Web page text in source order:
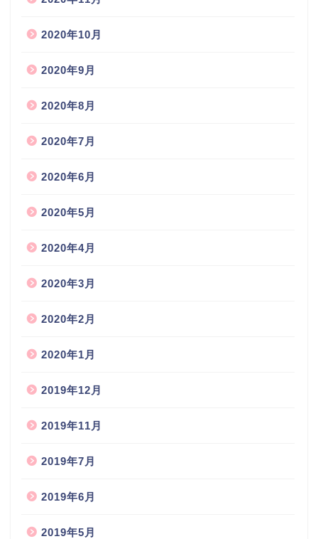
2020年10月
2020年9月
2020年8月
2020年7月
2020年6月
2020年5月
2020年4月
2020年3月
2020年2月
2020年1月
2019年12月
2019年11月
2019年7月
2019年6月
2019年5月